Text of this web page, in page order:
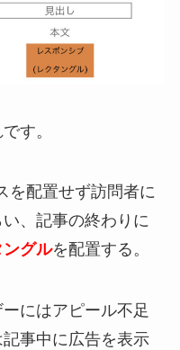
す。
を配置せず訪問者に
、記事の終わりに
グルを配置する。
にはアピール不足
事中に広告を表示